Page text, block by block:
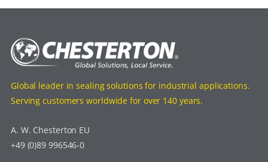
Global leader in sealing solutions for industrial applications.
Serving customers worldwide for over 140 years.
A. W. Chesterton EU
+49 (0)89 996546-0